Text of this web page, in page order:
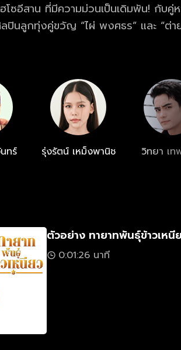
ซอีสาน ที่มีความม่วนเป็นเดิมพัน! กับคู่
นลูกทุ่งคู่ขวัญ “ไผ่ พงศธร” และ “ต่า
วแปรรูปตัดสินใจยกมรดกให้ลูกเมียน้อย
ทร์ รุ่งรัตน์ เหม็งพานิช วิทยา เ
ตัวอย่าง ทายาทพันธุ์ข้าวเหนี
0:01:26 นาที